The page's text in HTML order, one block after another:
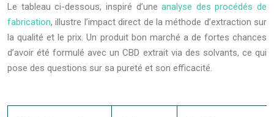
Le tableau ci-dessous, inspiré d’uneanalyse des procédés de
fabrication, illustre l’impact direct de la méthode d’extraction sur
la qualité et le prix. Un produit bon marché a de fortes chances
d’avoir été formulé avec un CBD extrait via des solvants, ce qui
pose des questions sur sa pureté et son efficacité.